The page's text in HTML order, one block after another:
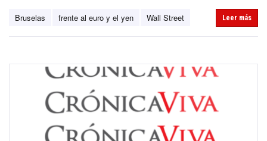
Bruselas frente al euro y el yen Wall Street Leer más